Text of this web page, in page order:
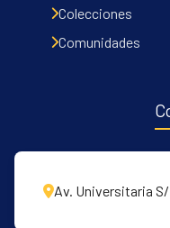
Colecciones
Comunidades
Av. Universitaria